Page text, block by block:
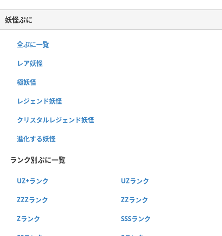
妖怪ぷに
全ぷに一覧
レア妖怪
極妖怪
レジェンド妖怪
クリスタルレジェンド妖怪
進化する妖怪
ランク別ぷに一覧
UZ+ランク UZランク
ZZZランク ZZランク
Zランク SSSランク